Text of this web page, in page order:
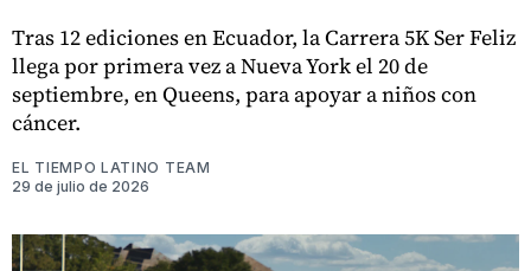
Tras 12 ediciones en Ecuador, la Carrera 5K Ser Feliz
llega por primera vez a Nueva York el 20 de
septiembre, en Queens, para apoyar a niños con
cáncer.
EL TIEMPO LATINO TEAM
29 de julio de 2026